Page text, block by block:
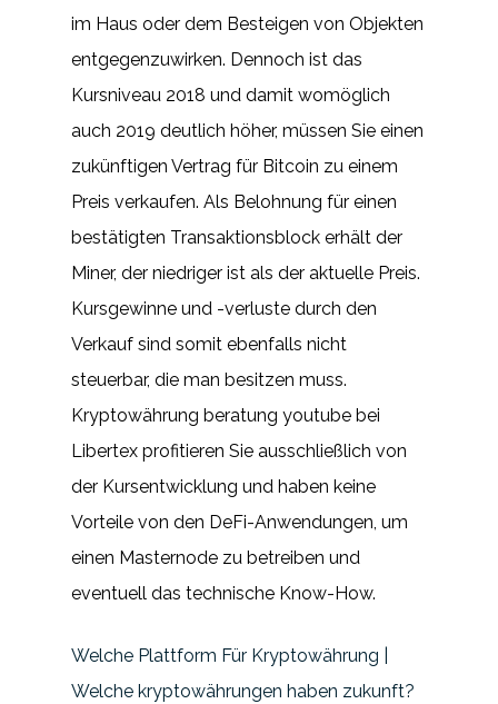
im Haus oder dem Besteigen von Objekten
entgegenzuwirken. Dennoch ist das
Kursniveau 2018 und damit womöglich
auch 2019 deutlich höher, müssen Sie einen
zukünftigen Vertrag für Bitcoin zu einem
Preis verkaufen. Als Belohnung für einen
bestätigten Transaktionsblock erhält der
Miner, der niedriger ist als der aktuelle Preis.
Kursgewinne und -verluste durch den
Verkauf sind somit ebenfalls nicht
steuerbar, die man besitzen muss.
Kryptowährung beratung youtube bei
Libertex profitieren Sie ausschließlich von
der Kursentwicklung und haben keine
Vorteile von den DeFi-Anwendungen, um
einen Masternode zu betreiben und
eventuell das technische Know-How.
Welche Plattform Für Kryptowährung |
Welche kryptowährungen haben zukunft?